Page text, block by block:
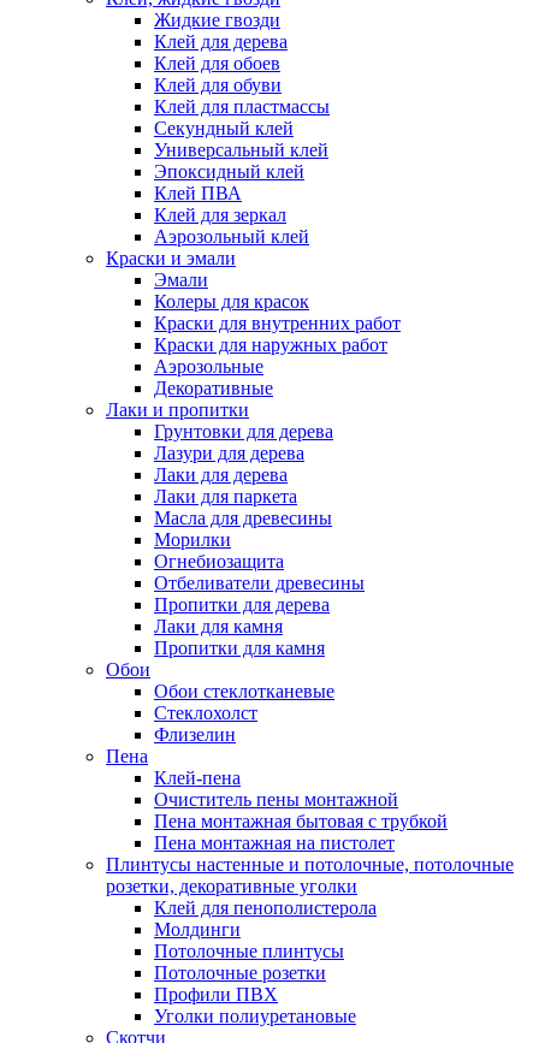
Жидкие гвозди
Клей для дерева
Клей для обоев
Клей для обуви
Клей для пластмассы
Секундный клей
Универсальный клей
Эпоксидный клей
Клей ПВА
Клей для зеркал
Аэрозольный клей
Краски и эмали
Эмали
Колеры для красок
Краски для внутренних работ
Краски для наружных работ
Аэрозольные
Декоративные
Лаки и пропитки
Грунтовки для дерева
Лазури для дерева
Лаки для дерева
Лаки для паркета
Масла для древесины
Морилки
Огнебиозащита
Отбеливатели древесины
Пропитки для дерева
Лаки для камня
Пропитки для камня
Обои
Обои стеклотканевые
Стеклохолст
Флизелин
Пена
Клей-пена
Очиститель пены монтажной
Пена монтажная бытовая с трубкой
Пена монтажная на пистолет
Плинтусы настенные и потолочные, потолочные
розетки, декоративные уголки
Клей для пенополистерола
Молдинги
Потолочные плинтусы
Потолочные розетки
Профили ПВХ
Уголки полиуретановые
Скотчи